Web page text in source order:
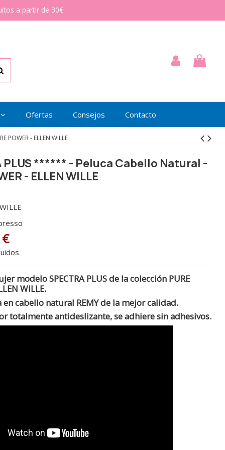
a partir de 30€
Ofertas Consejos Contacto
- ELLEN WILLE
PLUS ****** - Peluca Cabello Natural -
- ELLEN WILLE
modelo SPECTRA PLUS de la colección PURE
WILLE.
en cabello natural REMY de la mejor calidad.
totalmenteantideslizante, se adhiere sin adhesivos.